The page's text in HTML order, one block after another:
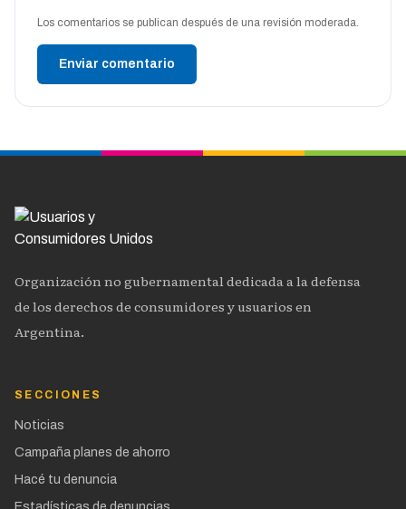
Los comentarios se publican después de una revisión moderada.
Enviar comentario
Organización no gubernamental dedicada a la defensa
de los derechos de consumidores y usuarios en
Argentina.
SECCIONES
Noticias
Campaña planes de ahorro
Hacé tu denuncia